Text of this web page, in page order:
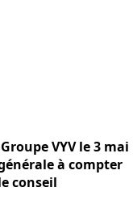
VYV le 3 mai
à compter
conseil